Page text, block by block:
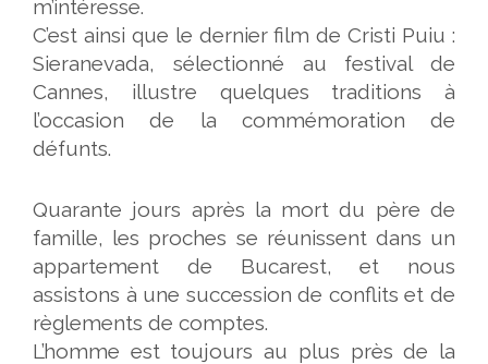
m’intéresse.
C’est ainsi que le dernier film de Cristi Puiu :
Sieranevada, sélectionné au festival de
Cannes, illustre quelques traditions à
l’occasion de la commémoration de
défunts.
Quarante jours après la mort du père de
famille, les proches se réunissent dans un
appartement de Bucarest, et nous
assistons à une succession de conflits et de
règlements de comptes.
L’homme est toujours au plus près de la